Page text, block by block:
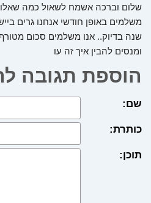
שלום וברכה אשמח לשאול כמה
משלמים באופן חודשי אנחנו גרים
שנה בדיוק.. אנו משלמים סכום
ומנסים להבין איך זה עו
הוספת תגובה
שם:
כותרת:
תוכן: